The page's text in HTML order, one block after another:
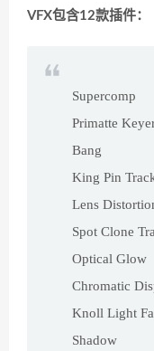
VFX包含12款插件：
Supercomp
Primatte
Bang
King Pin
Lens
Spot Clone
Optical Glow
Chromatic
Knoll Light
Shadow